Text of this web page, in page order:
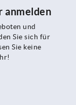
anmelden
und
Sie sich für
Sie keine